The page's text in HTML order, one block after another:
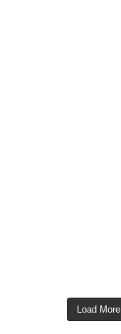
Load More